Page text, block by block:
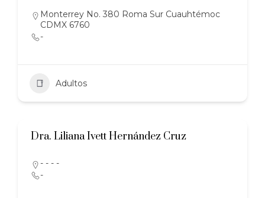
Monterrey No. 380 Roma Sur Cuauhtémoc
CDMX 6760
-
Adultos
Dra. Liliana Ivett Hernández Cruz
- - - -
-